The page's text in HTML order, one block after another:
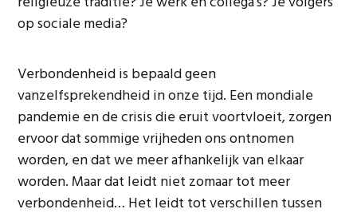
op sociale media?
Verbondenheid is bepaald geen
vanzelfsprekendheid in onze tijd. Een mondiale
pandemie en de crisis die eruit voortvloeit, zorgen
ervoor dat sommige vrijheden ons ontnomen
worden, en dat we meer afhankelijk van elkaar
worden. Maar dat leidt niet zomaar tot meer
verbondenheid… Het leidt tot verschillen tussen